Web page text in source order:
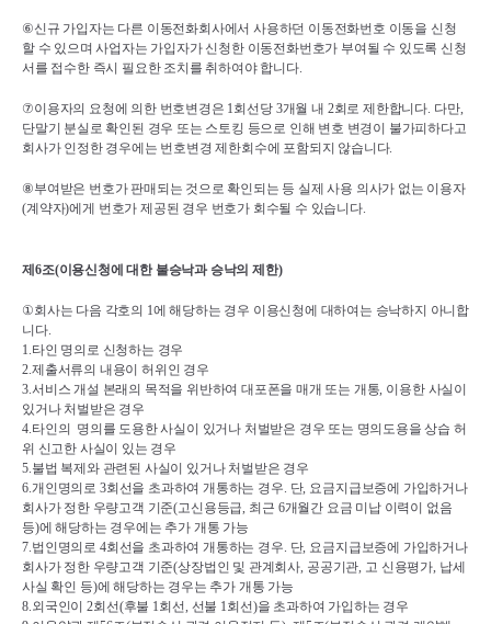
⑥신규 가입자는 다른 이동전화회사에서 사용하던 이동전화번호 이동을 신청
할 수 있으며 사업자는 가입자가 신청한 이동전화번호가 부여될 수 있도록 신청
서를 접수한 즉시 필요한 조치를 취하여야 합니다.
⑦이용자의 요청에 의한 번호변경은 1회선당 3개월 내 2회로 제한합니다. 다만
단말기 분실로 확인된 경우 또는 스토킹 등으로 인해 변호 변경이 불가피하다고
회사가 인정한 경우에는 번호변경 제한회수에 포함되지 않습니다.
⑧부여받은 번호가 판매되는 것으로 확인되는 등 실제 사용 의사가 없는 이용자
(계약자)에게 번호가 제공된 경우 번호가 회수될 수 있습니다.
제 6조(이용신청에 대한 불승낙과 승낙의 제한)
①회사는 다음 각호의 1에 해당하는 경우 이용신청에 대하여는 승낙하지 아니합
니다.
1.타인 명의로 신청하는 경우
2.제출서류의 내용이 허위인 경우
3.서비스 개설 본래의 목적을 위반하여 대포폰을 매개 또는 개통, 이용한 사실이
있거나 처벌받은 경우
4.타인의  명의를 도용한 사실이 있거나 처벌받은 경우 또는 명의도용을 상습 허
위 신고한 사실이 있는 경우
5.불법 복제와 관련된 사실이 있거나 처벌받은 경우
6.개인명의로 3회선을 초과하여 개통하는 경우. 단, 요금지급보증에 가입하거나
회사가 정한 우량고객 기준(고신용등급, 최근 6개월간 요금 미납 이력이 없음
등)에 해당하는 경우에는 추가 개통 가능
7.법인명의로 4회선을 초과하여 개통하는 경우. 단, 요금지급보증에 가입하거나
회사가 정한 우량고객 기준(상장법인 및 관계회사, 공공기관, 고 신용평가, 납세
사실 확인 등)에 해당하는 경우는 추가 개통 가능
8.외국인이 2회선(후불 1회선, 선불 1회선)을 초과하여 가입하는 경우